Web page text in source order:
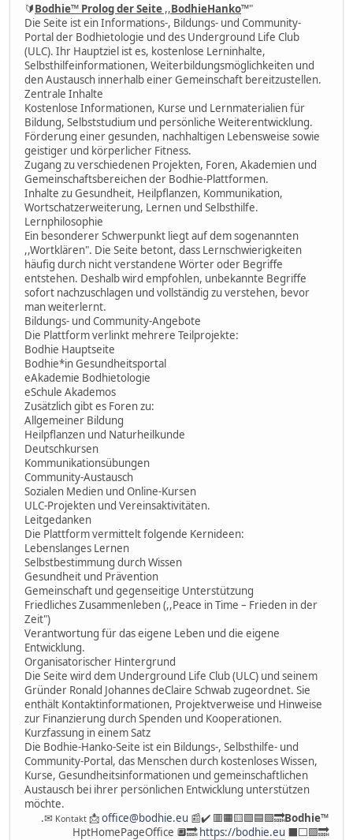
🔰Bodhie™ Prolog der Seite ,,BodhieHanko™"
Die Seite ist ein Informations-, Bildungs- und Community-
Portal der Bodhietologie und des Underground Life Club
(ULC). Ihr Hauptziel ist es, kostenlose Lerninhalte,
Selbsthilfeinformationen, Weiterbildungsmöglichkeiten und
den Austausch innerhalb einer Gemeinschaft bereitzustellen.
Zentrale Inhalte
Kostenlose Informationen, Kurse und Lernmaterialien für
Bildung, Selbststudium und persönliche Weiterentwicklung.
Förderung einer gesunden, nachhaltigen Lebensweise sowie
geistiger und körperlicher Fitness.
Zugang zu verschiedenen Projekten, Foren, Akademien und
Gemeinschaftsbereichen der Bodhie-Plattformen.
Inhalte zu Gesundheit, Heilpflanzen, Kommunikation,
Wortschatzerweiterung, Lernen und Selbsthilfe.
Lernphilosophie
Ein besonderer Schwerpunkt liegt auf dem sogenannten
,,Wortklären". Die Seite betont, dass Lernschwierigkeiten
häufig durch nicht verstandene Wörter oder Begriffe
entstehen. Deshalb wird empfohlen, unbekannte Begriffe
sofort nachzuschlagen und vollständig zu verstehen, bevor
man weiterlernt.
Bildungs- und Community-Angebote
Die Plattform verlinkt mehrere Teilprojekte:
Bodhie Hauptseite
Bodhie*in Gesundheitsportal
eAkademie Bodhietologie
eSchule Akademos
Zusätzlich gibt es Foren zu:
Allgemeiner Bildung
Heilpflanzen und Naturheilkunde
Deutschkursen
Kommunikationsübungen
Community-Austausch
Sozialen Medien und Online-Kursen
ULC-Projekten und Vereinsaktivitäten.
Leitgedanken
Die Plattform vermittelt folgende Kernideen:
Lebenslanges Lernen
Selbstbestimmung durch Wissen
Gesundheit und Prävention
Gemeinschaft und gegenseitige Unterstützung
Friedliches Zusammenleben (,,Peace in Time – Frieden in der
Zeit")
Verantwortung für das eigene Leben und die eigene
Entwicklung.
Organisatorischer Hintergrund
Die Seite wird dem Underground Life Club (ULC) und seinem
Gründer Ronald Johannes deClaire Schwab zugeordnet. Sie
enthält Kontaktinformationen, Projektverweise und Hinweise
zur Finanzierung durch Spenden und Kooperationen.
Kurzfassung in einem Satz
Die Bodhie-Hanko-Seite ist ein Bildungs-, Selbsthilfe- und
Community-Portal, das Menschen durch kostenloses Wissen,
Kurse, Gesundheitsinformationen und gemeinschaftlichen
Austausch bei ihrer persönlichen Entwicklung unterstützen
möchte.
.✉ Kontakt 📩office@bodhie.eu 📰✔️ 🟥🟧🟨🟩🟦🟪🔜Bodhie™
HptHomePageOffice 🔲🔜https://bodhie.eu ⬛️⬜️🟪🔜